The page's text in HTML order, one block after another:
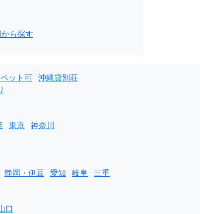
ら探す
ット可 沖縄貸別荘
東京 神奈川
静岡・伊豆 愛知 岐阜 三重
口